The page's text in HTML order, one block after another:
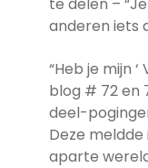
anderen iets
“Heb je mijn
blog # 72 en
deel-
Deze meldde
aparte